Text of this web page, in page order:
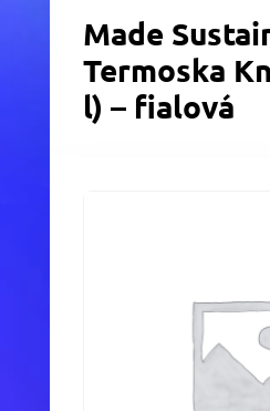
Made
Termoska
l) – fialová